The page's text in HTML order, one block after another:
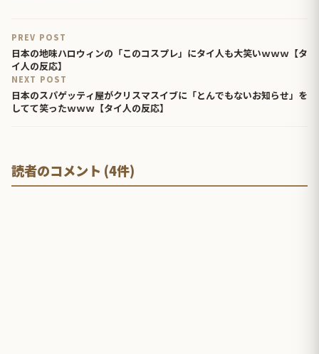
PREV POST
日本の地味ハロウィンの「このコスプレ」にタイ人も大笑いｗｗｗ【タ
イ人の反応】
NEXT POST
日本のスパゲッティ屋がクリスマスイブに「とんでもないお知らせ」を
してて笑ったｗｗｗ【タイ人の反応】
読者のコメント (4件)